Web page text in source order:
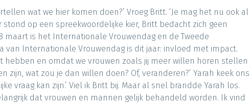
wat we hier komen doen?’ Vroeg Britt. ‘Je mag het nu ook al
stond op een spreekwoordelijke kier, Britt bedacht zich geen
maart is het Internationale Vrouwendag en de Tweede
van Internationale Vrouwendag is dit jaar: invloed met impact.
en omdat we vrouwen zoals jij meer willen horen stellen
wat zou je dan willen doen? Of, veranderen?’ Yarah keek ons
vraag kan zijn.’ Viel ik Britt bij. Maar al snel brandde Yarah los.
dat vrouwen en mannen gelijk behandeld worden. Ik vind